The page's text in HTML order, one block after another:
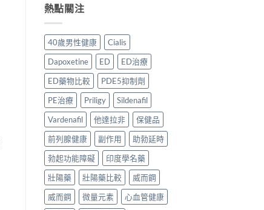
實
價〉
中
作
全
服
用
方
法
與
貨
購
買
指
南〉
中
2026
買
渠
道
＋
價
錢
整
指
南〉
中
液
哪
買
先
安
心？
2026
年
港
延
時
噴
霧
購
買
南〉
熱點關注
40歲男性健康
Cialis
Dapoxetine
ED
ED治療
ED藥物比較
PDE5抑制劑
PE治療
Priligy
Sildenafil
Vardenafil
他達拉非
保健品
前列腺健康
副作用
助勃延時
勃起功能障礙
印度學名藥
壯陽藥
壯陽藥比較
威而鋼
威而鋼
微量元素
心血管健康